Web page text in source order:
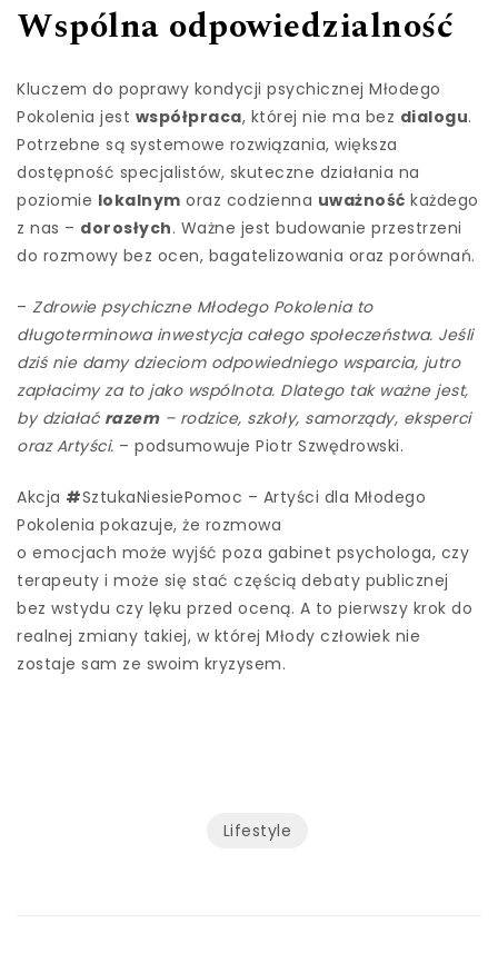
Wspólna odpowiedzialność
Kluczem do poprawy kondycji psychicznej Młodego
Pokolenia jest współpraca, której nie ma bez dialogu.
Potrzebne są systemowe rozwiązania, większa
dostępność specjalistów, skuteczne działania na
poziomie lokalnym oraz codzienna uważność każdego
z nas – dorosłych. Ważne jest budowanie przestrzeni
do rozmowy bez ocen, bagatelizowania oraz porównań.
– Zdrowie psychiczne Młodego Pokolenia to
długoterminowa inwestycja całego społeczeństwa. Jeśli
dziś nie damy dzieciom odpowiedniego wsparcia, jutro
zapłacimy za to jako wspólnota. Dlatego tak ważne jest,
by działać razem– rodzice, szkoły, samorządy, eksperci
oraz Artyści. – podsumowuje Piotr Szwędrowski.
Akcja #SztukaNiesiePomoc – Artyści dla Młodego
Pokolenia pokazuje, że rozmowa
o emocjach może wyjść poza gabinet psychologa, czy
terapeuty i może się stać częścią debaty publicznej
bez wstydu czy lęku przed oceną. A to pierwszy krok do
realnej zmiany takiej, w której Młody człowiek nie
zostaje sam ze swoim kryzysem.
Lifestyle